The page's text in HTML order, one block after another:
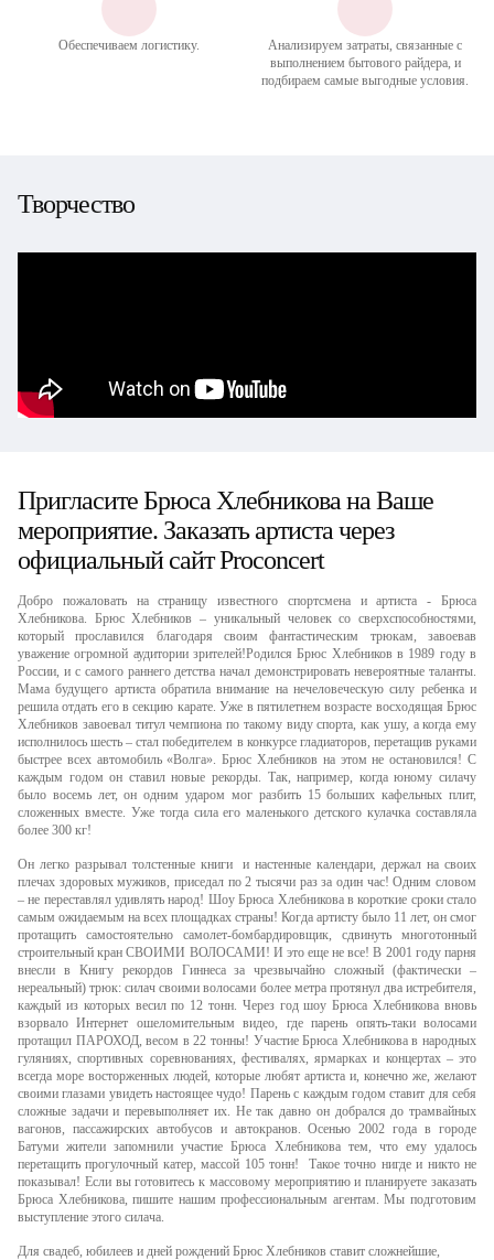
Обеспечиваем логистику.
Анализируем затраты, связанные с
выполнением бытового райдера, и
подбираем самые выгодные условия.
Творчество
Пригласите Брюса Хлебникова на Ваше
мероприятие. Заказать артиста через
официальный сайт Proconcert
Добро пожаловать на страницу известного спортсмена и артиста - Брюса
Хлебникова. Брюс Хлебников – уникальный человек со сверхспособностями,
который прославился благодаря своим фантастическим трюкам, завоевав
уважение огромной аудитории зрителей!Родился Брюс Хлебников в 1989 году в
России, и с самого раннего детства начал демонстрировать невероятные таланты.
Мама будущего артиста обратила внимание на нечеловеческую силу ребенка и
решила отдать его в секцию карате. Уже в пятилетнем возрасте восходящая Брюс
Хлебников завоевал титул чемпиона по такому виду спорта, как ушу, а когда ему
исполнилось шесть – стал победителем в конкурсе гладиаторов, перетащив руками
быстрее всех автомобиль «Волга». Брюс Хлебников на этом не остановился! С
каждым годом он ставил новые рекорды. Так, например, когда юному силачу
было восемь лет, он одним ударом мог разбить 15 больших кафельных плит,
сложенных вместе. Уже тогда сила его маленького детского кулачка составляла
более 300 кг!
Он легко разрывал толстенные книги и настенные календари, держал на своих
плечах здоровых мужиков, приседал по 2 тысячи раз за один час! Одним словом
– не переставлял удивлять народ! Шоу Брюса Хлебникова в короткие сроки стало
самым ожидаемым на всех площадках страны! Когда артисту было 11 лет, он смог
протащить самостоятельно самолет-бомбардировщик, сдвинуть многотонный
строительный кран СВОИМИ ВОЛОСАМИ! И это еще не все! В 2001 году парня
внесли в Книгу рекордов Гиннеса за чрезвычайно сложный (фактически –
нереальный) трюк: силач своими волосами более метра протянул два истребителя,
каждый из которых весил по 12 тонн. Через год шоу Брюса Хлебникова вновь
взорвало Интернет ошеломительным видео, где парень опять-таки волосами
протащил ПАРОХОД, весом в 22 тонны! Участие Брюса Хлебникова в народных
гуляниях, спортивных соревнованиях, фестивалях, ярмарках и концертах – это
всегда море восторженных людей, которые любят артиста и, конечно же, желают
своими глазами увидеть настоящее чудо! Парень с каждым годом ставит для себя
сложные задачи и перевыполняет их. Не так давно он добрался до трамвайных
вагонов, пассажирских автобусов и автокранов. Осенью 2002 года в городе
Батуми жители запомнили участие Брюса Хлебникова тем, что ему удалось
перетащить прогулочный катер, массой 105 тонн! Такое точно нигде и никто не
показывал! Если вы готовитесь к массовому мероприятию и планируете заказать
Брюса Хлебникова, пишите нашим профессиональным агентам. Мы подготовим
выступление этого силача.
Для свадеб, юбилеев и дней рождений Брюс Хлебников ставит сложнейшие,